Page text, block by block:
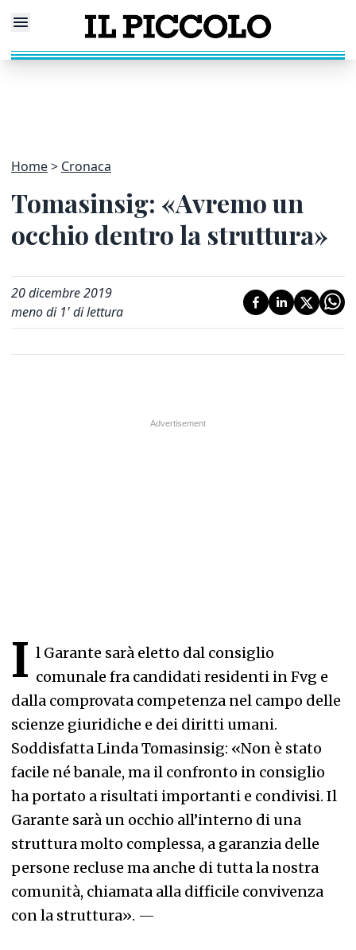
Home Cronaca
Tomasinsig: «Avremo un
occhio dentro la struttura»
20 dicembre 2019
meno di 1' di lettura
I l Garante sarà eletto dal consiglio
comunale fra candidati residenti in Fvg e
dalla comprovata competenza nel campo delle
scienze giuridiche e dei diritti umani.
Soddisfatta Linda Tomasinsig: «Non è stato
facile né banale, ma il confronto in consiglio
ha portato a risultati importanti e condivisi. Il
Garante sarà un occhio all’interno di una
struttura molto complessa, a garanzia delle
persone recluse ma anche di tutta la nostra
comunità, chiamata alla difficile convivenza
con la struttura». —